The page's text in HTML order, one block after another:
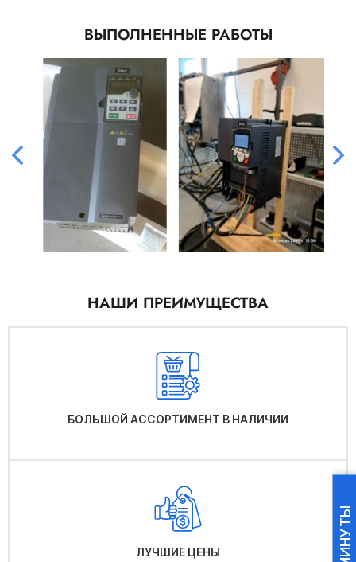
ВЫПОЛНЕННЫЕ РАБОТЫ
НАШИ ПРЕИМУЩЕСТВА
БОЛЬШОЙ АССОРТИМЕНТ В НАЛИЧИИ
ЛУЧШИЕ ЦЕНЫ